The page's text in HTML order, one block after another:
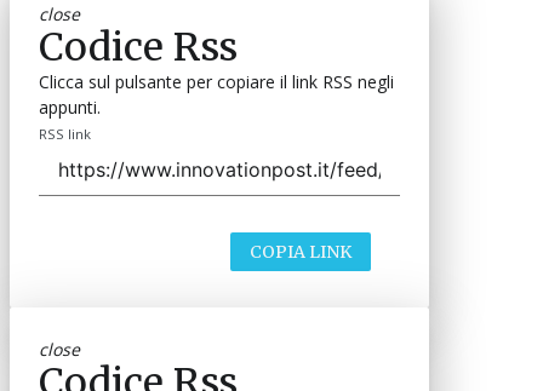
close
Codice Rss
Clicca sul pulsante per copiare il link RSS negli
appunti.
RSS link
COPIA LINK
close